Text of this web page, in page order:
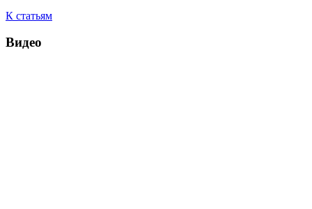
К статьям
Видео